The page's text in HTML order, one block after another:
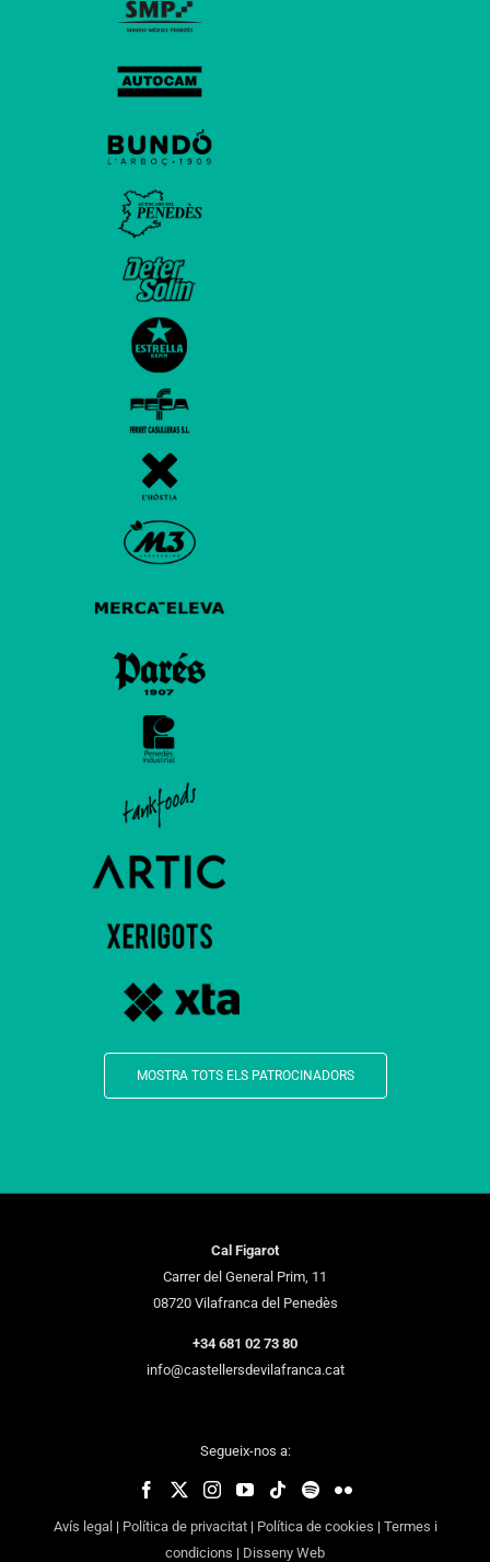
MOSTRA TOTS ELS PATROCINADORS
Cal Figarot
Carrer del General Prim, 11
08720 Vilafranca del Penedès
+34 681 02 73 80
info@castellersdevilafranca.cat
Segueix-nos a:
Avís legal | Política de privacitat| Política de cookies | Termes i
condicions | Disseny Web